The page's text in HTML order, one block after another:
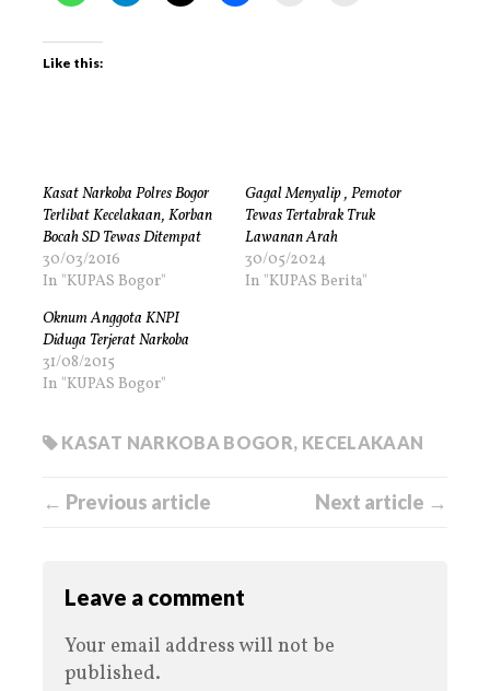
Like this:
Kasat Narkoba Polres Bogor
Terlibat Kecelakaan, Korban
Bocah SD Tewas Ditempat
30/03/2016
In "KUPAS Bogor"
Gagal Menyalip , Pemotor
Tewas Tertabrak Truk
Lawanan Arah
30/05/2024
In "KUPAS Berita"
Oknum Anggota KNPI
Diduga Terjerat Narkoba
31/08/2015
In "KUPAS Bogor"
KASAT NARKOBA BOGOR, KECELAKAAN
← Previous article Next article →
Leave a comment
Your email address will not be
published.